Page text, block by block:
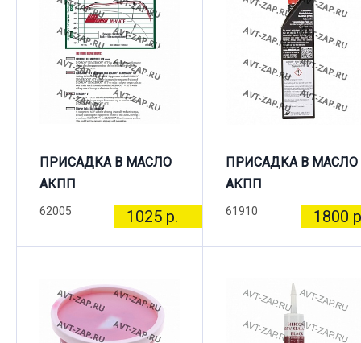
ПРИСАДКА В МАСЛО
АКПП
62005 1025 р.
ПРИСАДКА В МАСЛО
АКПП
61910 1800